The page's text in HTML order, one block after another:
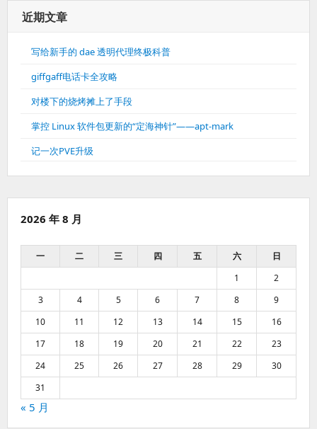
近期文章
写给新手的 dae 透明代理终极科普
giffgaff电话卡全攻略
对楼下的烧烤摊上了手段
掌控 Linux 软件包更新的“定海神针”——apt-mark
记一次PVE升级
2026 年 8 月
一 二 三 四 五 六
日
1
2
3
4 5 6 7 8
9
10
11 12 13 14 15
16
17
18 19 20 21 22
23
24
25 26 27 28 29
30
31
« 5 月